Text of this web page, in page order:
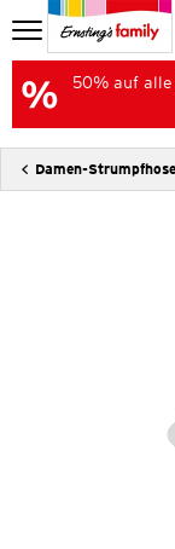
50% auf
Damen-